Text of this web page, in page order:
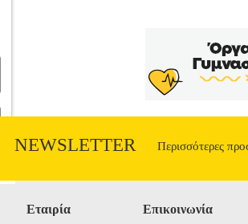
NEWSLETTER Περισσότερες
Εταιρία Επικοινωνία